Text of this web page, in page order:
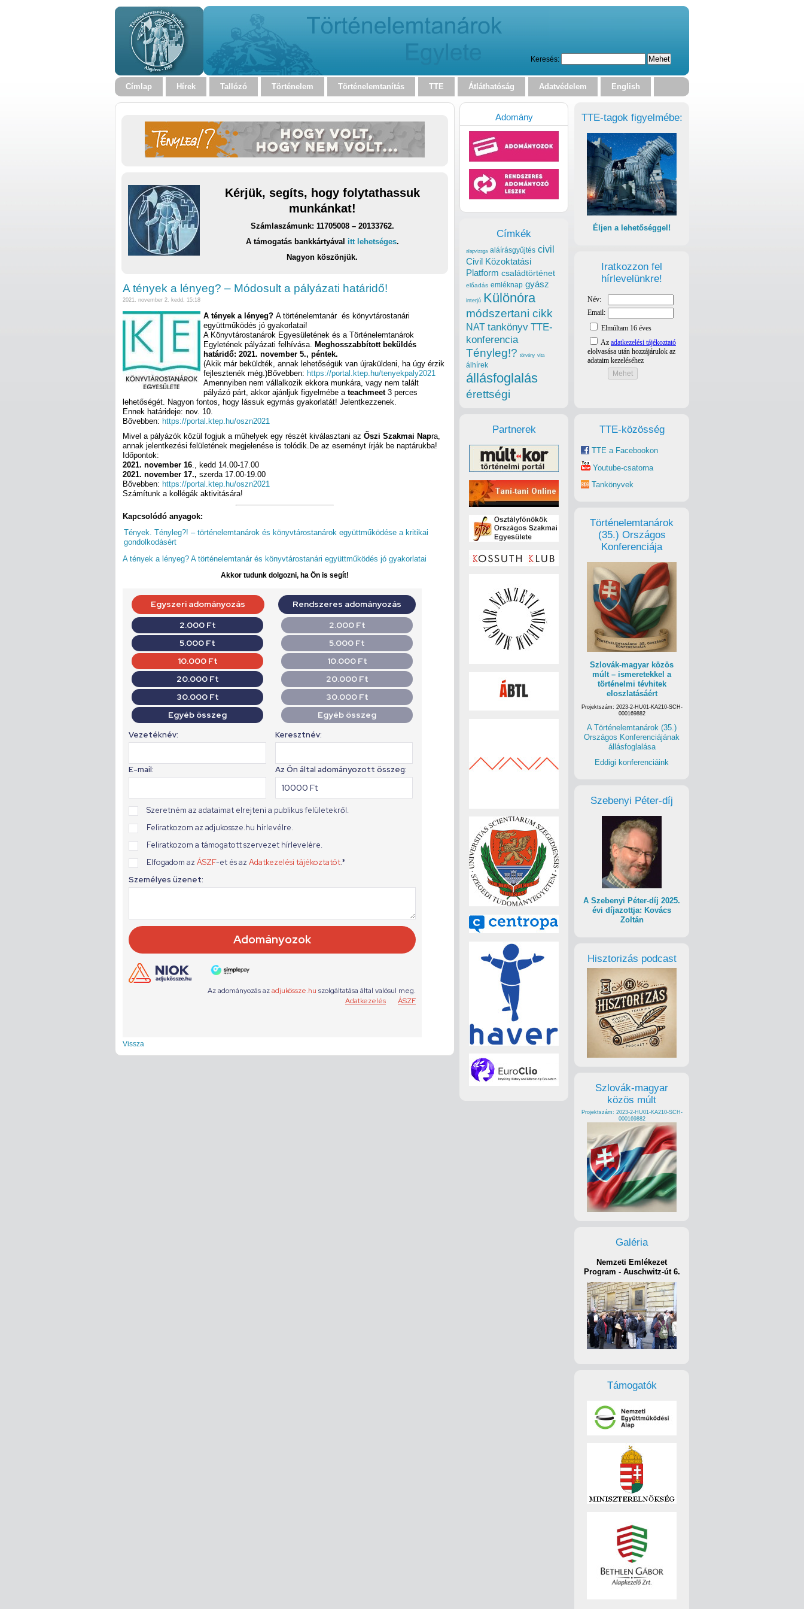
Keresés:
Címlap Hírek Tallózó Történelem Történelemtanítás TTE Átláthatóság Adatvédelem English
Kérjük, segíts, hogy folytathassuk
munkánkat!
Számlaszámunk: 11705008 – 20133762.
A támogatás bankkártyával itt lehetséges.
Nagyon köszönjük.
A tények a lényeg? – Módosult a pályázati határidő!
2021. november 2. kedd, 15:18
A tények a lényeg? A történelemtanár és könyvtárostanári
együttműködés jó gyakorlatai!
A Könyvtárostanárok Egyesületének és a Történelemtanárok
Egyletének pályázati felhívása.
Meghosszabbított beküldés
határidő: 2021. november 5., péntek.
(Akik már beküldték, annak lehetőségük van újraküldeni, ha úgy érzik
fejlesztenék még.)Bővebben: https://portal.ktep.hu/tenyekpaly2021
Amennyiben nem vállalkozik ekkora munkára, vagy nem talált
pályázó párt, akkor ajánljuk figyelmébe a teachmeet 3 perces
lehetőségét. Nagyon fontos, hogy lássuk egymás gyakorlatát! Jelentkezzenek.
Ennek határideje: nov. 10.
Bővebben: https://portal.ktep.hu/oszn2021
Mivel a pályázók közül fogjuk a műhelyek egy részét kiválasztani az Őszi Szakmai Napra,
annak jelentkezési felületének megjelenése is tolódik.De az eseményt írják be naptárukba!
Időpontok:
2021. november 16., kedd 14.00-17.00
2021. november 17., szerda 17.00-19.00
Bővebben: https://portal.ktep.hu/oszn2021
Számítunk a kollégák aktivitására!
Kapcsolódó anyagok:
Tények. Tényleg?! – történelemtanárok és könyvtárostanárok együttműködése a kritikai
gondolkodásért
A tények a lényeg? A történelemtanár és könyvtárostanári együttműködés jó gyakorlatai
Akkor tudunk dolgozni, ha Ön is segít!
Vissza
TTE-tagok figyelmébe:
Éljen a lehetőséggel!
Iratkozzon fel
hírlevelünkre!
TTE-közösség
TTE a Facebookon
Youtube-csatorna
Tankönyvek
Történelemtanárok
(35.) Országos
Konferenciája
Szlovák-magyar közös
múlt – ismeretekkel a
történelmi tévhitek
eloszlatásáért
Projektszám: 2023-2-HU01-KA210-SCH-
000169882
A Történelemtanárok (35.)
Országos Konferenciájának
állásfoglalása
Eddigi konferenciáink
Szebenyi Péter-díj
A Szebenyi Péter-díj 2025.
évi díjazottja: Kovács
Zoltán
Hisztorizás podcast
Szlovák-magyar
közös múlt
Projektszám: 2023-2-HU01-KA210-SCH-
000169882
Galéria
Nemzeti Emlékezet
Program - Auschwitz-út 6.
Támogatók
Adomány
Címkék
alapvizsga aláírásgyűjtés civil
Civil Közoktatási
Platform családtörténet
előadás emléknap gyász
interjú Különóra
módszertani cikk
NAT tankönyv TTE-
konferencia
Tényleg!? törvény vita
álhírek
állásfoglalás
érettségi
Partnerek